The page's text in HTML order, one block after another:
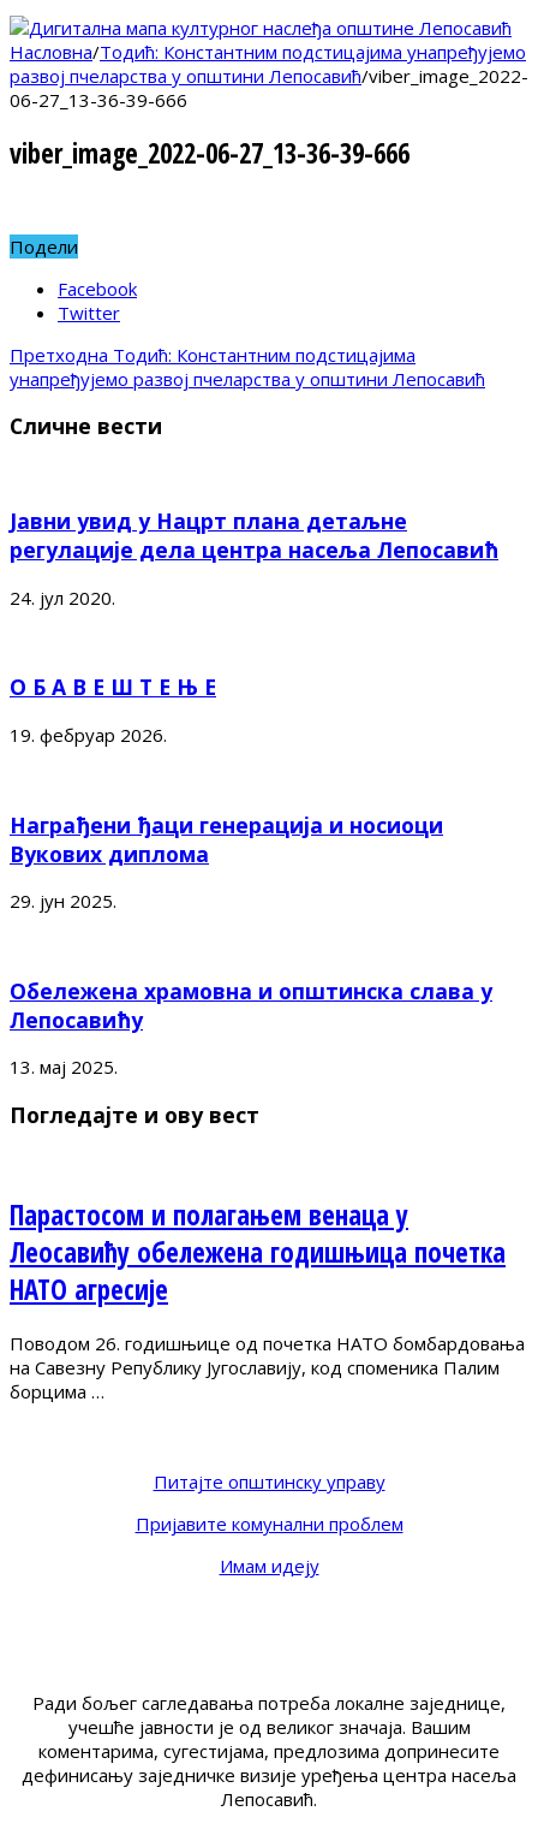
Насловна/Тодић: Константним подстицајима унапређујемо
развој пчеларства у општини Лепосавић/viber_image_2022-
06-27_13-36-39-666
viber_image_2022-06-27_13-36-39-666
Подели
Facebook
Twitter
Претходна Тодић: Константним подстицајима
унапређујемо развој пчеларства у општини Лепосавић
Сличне вести
Јавни увид у Нацрт плана детаљне
регулације дела центра насеља Лепосавић
24. јул 2020.
О Б А В Е Ш Т Е Њ Е
19. фебруар 2026.
Награђени ђаци генерација и носиоци
Вукових диплома
29. јун 2025.
Обележена храмовна и општинска слава у
Лепосавићу
13. мај 2025.
Погледајте и ову вест
Парастосом и полагањем венаца у
Леосавићу обележена годишњица почетка
НАТО агресије
Поводом 26. годишњице од почетка НАТО бомбардовања
на Савезну Републику Југославију, код споменика Палим
борцима …
Питајте општинску управу
Пријавите комунални проблем
Имам идеју
Ради бољег сагледавања потреба локалне заједнице,
учешће јавности је од великог значаја. Вашим
коментарима, сугестијама, предлозима допринесите
дефинисању заједничке визије уређења центра насеља
Лепосавић.